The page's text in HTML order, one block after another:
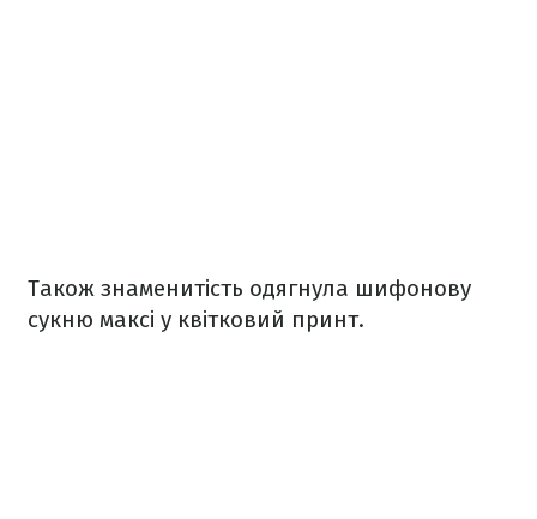
Також знаменитість одягнула шифонову
сукню максі у квітковий принт.